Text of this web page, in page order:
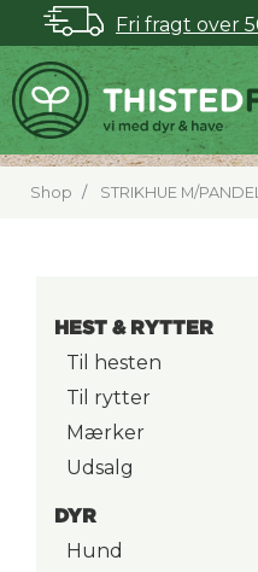
Fri fragt over
Shop STRIKHUE M/
HEST & RYTTER
Til hesten
Til rytter
Mærker
Udsalg
DYR
Hund